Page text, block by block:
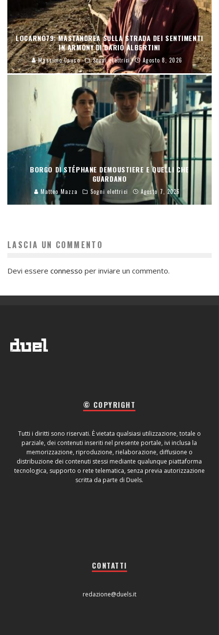
LOCARNO79: MASTANDREA SULLA STRADA DEI SENTIMENTI
IN ARMONY DI DARIO ALBERTINI
Massimo Causo Sogni elettrici Agosto 8, 2026
BORGO DI STÉPHANE DEMOUSTIERE E QUELLI CHE
GUARDANO
Matteo Mazza Sogni elettrici Agosto 7, 2026
LASCIA UN COMMENTO
Devi essere connesso per inviare un commento.
© COPYRIGHT
Tutti i diritti sono riservati. È vietata qualsiasi utilizzazione, totale o
parziale, dei contenuti inseriti nel presente portale, ivi inclusa la
memorizzazione, riproduzione, rielaborazione, diffusione o
distribuzione dei contenuti stessi mediante qualunque piattaforma
tecnologica, supporto o rete telematica, senza previa autorizzazione
scritta da parte di Duels.
CONTATTI
redazione@duels.it